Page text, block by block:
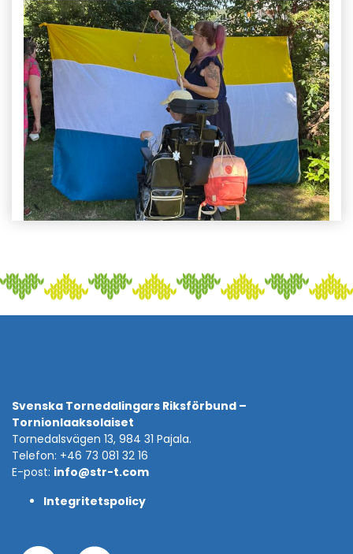
Svenska Tornedalingars Riksförbund –
Tornionlaaksolaiset
Tornedalsvägen 13, 984 31 Pajala.
Telefon: +46 73 081 32 16
E-post: info@str-t.com
Integritetspolicy